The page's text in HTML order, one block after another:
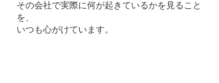
その会社で実際に何が起きているかを見ること
を、
いつも心がけています。